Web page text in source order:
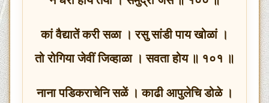
कां वैद्यातें करी सळा । रसु सांडी पाय खोळां ।
तो रोगिया जेवीं जिव्हाळा । सवता होय ॥ १०१ ॥
नाना पडिकराचेनि सळें । काढी आपुलेचि डोळे ।